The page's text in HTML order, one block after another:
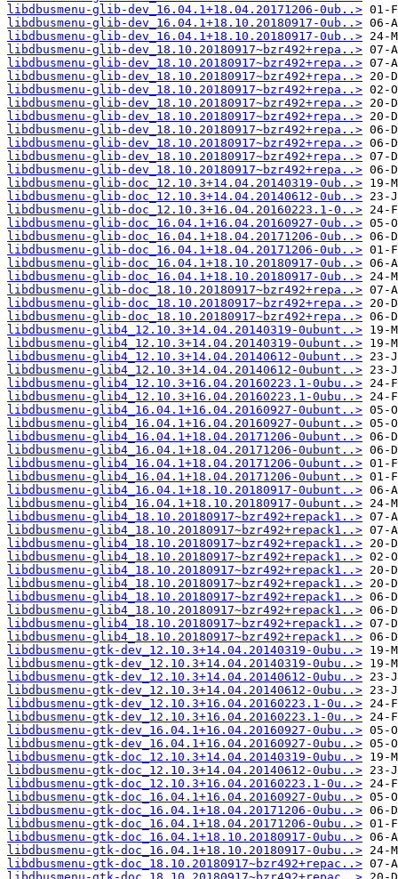
libdbusmenu-glib-dev_16.04.1+18.04.20171206-0ub..>
libdbusmenu-glib-dev_16.04.1+18.10.20180917-0ub..>
libdbusmenu-glib-dev_16.04.1+18.10.20180917-0ub..>
libdbusmenu-glib-dev_18.10.20180917~bzr492+repa..>
libdbusmenu-glib-dev_18.10.20180917~bzr492+repa..>
libdbusmenu-glib-dev_18.10.20180917~bzr492+repa..>
libdbusmenu-glib-dev_18.10.20180917~bzr492+repa..>
libdbusmenu-glib-dev_18.10.20180917~bzr492+repa..>
libdbusmenu-glib-dev_18.10.20180917~bzr492+repa..>
libdbusmenu-glib-dev_18.10.20180917~bzr492+repa..>
libdbusmenu-glib-dev_18.10.20180917~bzr492+repa..>
libdbusmenu-glib-dev_18.10.20180917~bzr492+repa..>
libdbusmenu-glib-dev_18.10.20180917~bzr492+repa..>
libdbusmenu-glib-doc_12.10.3+14.04.20140319-0ub..>
libdbusmenu-glib-doc_12.10.3+14.04.20140612-0ub..>
libdbusmenu-glib-doc_12.10.3+16.04.20160223.1-0..>
libdbusmenu-glib-doc_16.04.1+16.04.20160927-0ub..>
libdbusmenu-glib-doc_16.04.1+18.04.20171206-0ub..>
libdbusmenu-glib-doc_16.04.1+18.04.20171206-0ub..>
libdbusmenu-glib-doc_16.04.1+18.10.20180917-0ub..>
libdbusmenu-glib-doc_16.04.1+18.10.20180917-0ub..>
libdbusmenu-glib-doc_18.10.20180917~bzr492+repa..>
libdbusmenu-glib-doc_18.10.20180917~bzr492+repa..>
libdbusmenu-glib-doc_18.10.20180917~bzr492+repa..>
libdbusmenu-glib4_12.10.3+14.04.20140319-0ubunt..>
libdbusmenu-glib4_12.10.3+14.04.20140319-0ubunt..>
libdbusmenu-glib4_12.10.3+14.04.20140612-0ubunt..>
libdbusmenu-glib4_12.10.3+14.04.20140612-0ubunt..>
libdbusmenu-glib4_12.10.3+16.04.20160223.1-0ubu..>
libdbusmenu-glib4_12.10.3+16.04.20160223.1-0ubu..>
libdbusmenu-glib4_16.04.1+16.04.20160927-0ubunt..>
libdbusmenu-glib4_16.04.1+16.04.20160927-0ubunt..>
libdbusmenu-glib4_16.04.1+18.04.20171206-0ubunt..>
libdbusmenu-glib4_16.04.1+18.04.20171206-0ubunt..>
libdbusmenu-glib4_16.04.1+18.04.20171206-0ubunt..>
libdbusmenu-glib4_16.04.1+18.04.20171206-0ubunt..>
libdbusmenu-glib4_16.04.1+18.10.20180917-0ubunt..>
libdbusmenu-glib4_16.04.1+18.10.20180917-0ubunt..>
libdbusmenu-glib4_18.10.20180917~bzr492+repack1..>
libdbusmenu-glib4_18.10.20180917~bzr492+repack1..>
libdbusmenu-glib4_18.10.20180917~bzr492+repack1..>
libdbusmenu-glib4_18.10.20180917~bzr492+repack1..>
libdbusmenu-glib4_18.10.20180917~bzr492+repack1..>
libdbusmenu-glib4_18.10.20180917~bzr492+repack1..>
libdbusmenu-glib4_18.10.20180917~bzr492+repack1..>
libdbusmenu-glib4_18.10.20180917~bzr492+repack1..>
libdbusmenu-glib4_18.10.20180917~bzr492+repack1..>
libdbusmenu-glib4_18.10.20180917~bzr492+repack1..>
libdbusmenu-gtk-dev_12.10.3+14.04.20140319-0ubu..>
libdbusmenu-gtk-dev_12.10.3+14.04.20140319-0ubu..>
libdbusmenu-gtk-dev_12.10.3+14.04.20140612-0ubu..>
libdbusmenu-gtk-dev_12.10.3+14.04.20140612-0ubu..>
libdbusmenu-gtk-dev_12.10.3+16.04.20160223.1-0u..>
libdbusmenu-gtk-dev_12.10.3+16.04.20160223.1-0u..>
libdbusmenu-gtk-dev_16.04.1+16.04.20160927-0ubu..>
libdbusmenu-gtk-dev_16.04.1+16.04.20160927-0ubu..>
libdbusmenu-gtk-doc_12.10.3+14.04.20140319-0ubu..>
libdbusmenu-gtk-doc_12.10.3+14.04.20140612-0ubu..>
libdbusmenu-gtk-doc_12.10.3+16.04.20160223.1-0u..>
libdbusmenu-gtk-doc_16.04.1+16.04.20160927-0ubu..>
libdbusmenu-gtk-doc_16.04.1+18.04.20171206-0ubu..>
libdbusmenu-gtk-doc_16.04.1+18.04.20171206-0ubu..>
libdbusmenu-gtk-doc_16.04.1+18.10.20180917-0ubu..>
libdbusmenu-gtk-doc_16.04.1+18.10.20180917-0ubu..>
libdbusmenu-gtk-doc_18.10.20180917~bzr492+repac..>